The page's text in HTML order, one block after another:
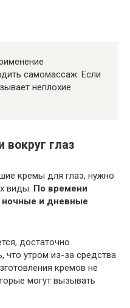
самомассаж. Если
неплохие
глаз
кремы для глаз, нужно
виды. По времени
и дневные
достаточно
что утром из-за средства
кремов не
могут вызывать